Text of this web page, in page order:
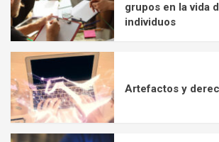
grupos en la vida
individuos
Artefactos y